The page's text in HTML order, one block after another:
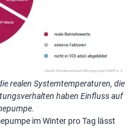
realen Systemtemperaturen, die
haben Einfluss auf
im Winter pro Tag lässt